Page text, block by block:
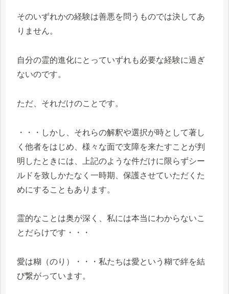
そのいずれかの経験は善悪を問うものでは決してあ
りません。
自分の霊的進化にとっていずれも必要な経験に過ぎ
ないのです。
ただ、それだけのことです。
・・・しかし、それらの解釈や選択が時として著し
く他者をはじめ、様々な面で支障を来たすことが判
明したときには、上記のような件だけに限らずシー
ルドを致しかたなく一時期、保護させていただくた
めにすることもあります。
霊的なことは奥が深く、私には本当にわからないこ
とだらけです・・・
愛は糊（のり）・・・私たちは愛という糊で絆を結
び繋がっています。